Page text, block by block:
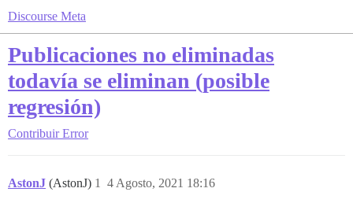
Discourse Meta
Publicaciones no eliminadas
todavía se eliminan (posible
regresión)
Contribuir Error
AstonJ (AstonJ) 4 Agosto, 2021 18:16
1